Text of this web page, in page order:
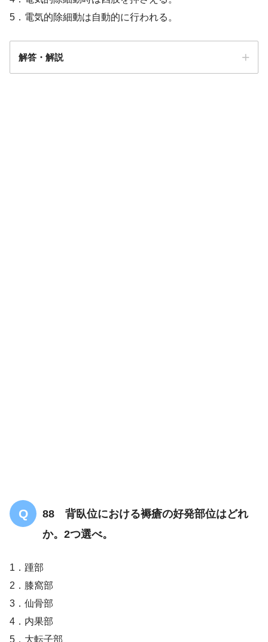
5．電気的除細動は自動的に行われる。
解答・解説
88 背臥位における褥瘡の好発部位はどれ
か。2つ選べ。
1．踵部
2．膝窩部
3．仙骨部
4．内果部
5．大転子部